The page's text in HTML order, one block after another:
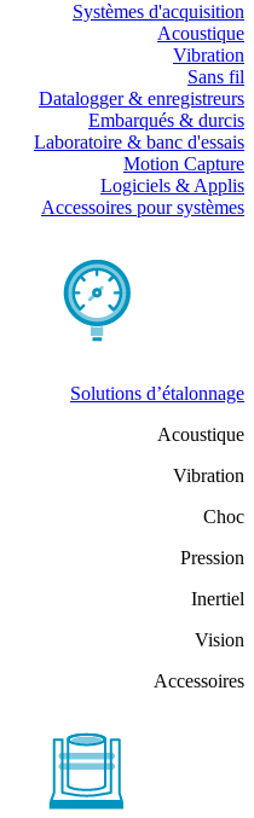
Systèmes d'acquisition
Acoustique
Vibration
Sans fil
Datalogger & enregistreurs
Embarqués & durcis
Laboratoire & banc d'essais
Motion Capture
Logiciels & Applis
Accessoires pour systèmes
Solutions d’étalonnage
Acoustique
Vibration
Choc
Pression
Inertiel
Vision
Accessoires